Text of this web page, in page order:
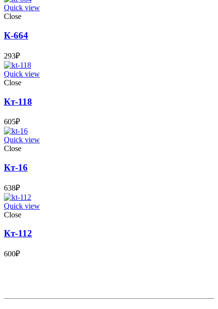
Quick view
Close
К-664
293₽
Quick view
Close
Кт-118
605₽
Quick view
Close
Кт-16
638₽
Quick view
Close
Кт-112
600₽